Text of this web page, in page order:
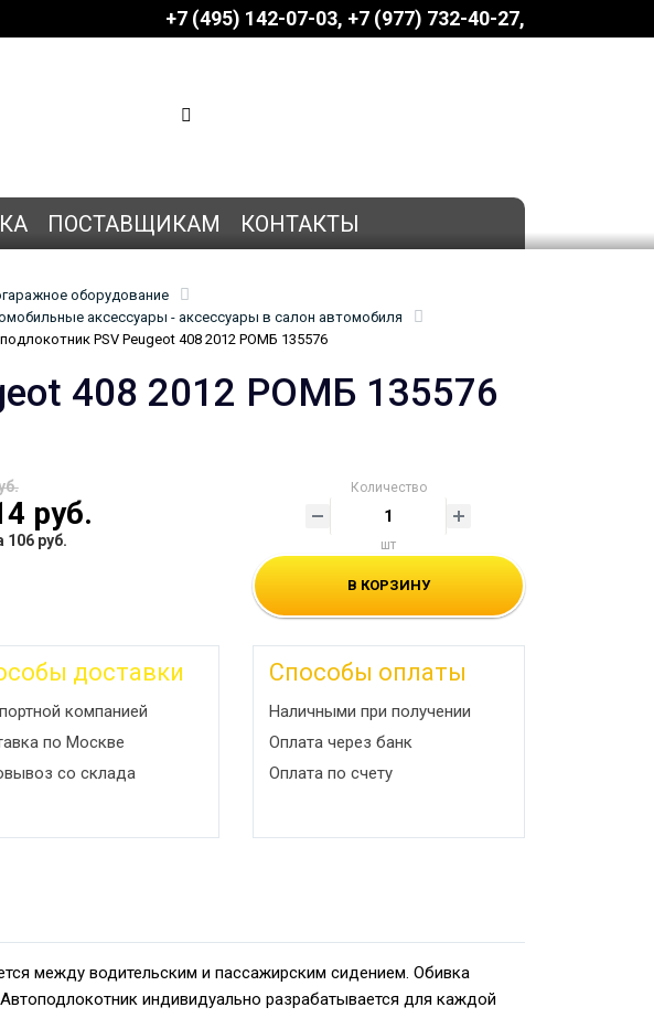
+7 (495) 142-07-03 ‎‎+7 (977) 732-40-27
ПОСТАВЩИКАМ КОНТАКТЫ
оборудование
аксессуары - аксессуары в салон автомобиля
PSV Peugeot 408 2012 РОМБ 135576
408 2012 РОМБ 135576
руб.
106 руб.
Количество
шт
В КОРЗИНУ
доставки
компанией
по Москве
со склада
Способы оплаты
Наличными при получении
Оплата через банк
Оплата по счету
между водительским и пассажирским сидением. Обивка
индивидуально разрабатывается для каждой